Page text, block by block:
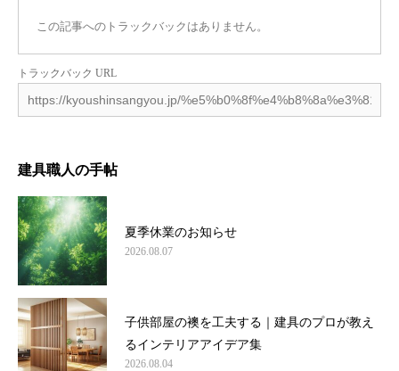
この記事へのトラックバックはありません。
トラックバック URL
建具職人の手帖
夏季休業のお知らせ
2026.08.07
子供部屋の襖を工夫する｜建具のプロが教え
るインテリアアイデア集
2026.08.04